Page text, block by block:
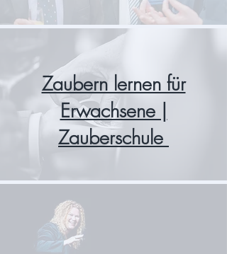
Zaubern lernen für
Erwachsene |
Zauberschule